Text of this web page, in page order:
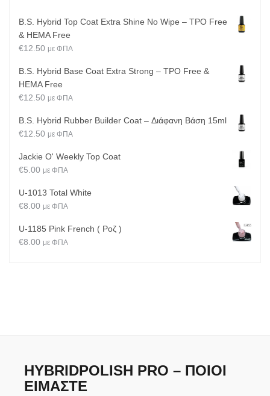
B.S. Hybrid Top Coat Extra Shine No Wipe – TPO Free
& HEMA Free
€12.50 με ΦΠΑ
B.S. Hybrid Base Coat Extra Strong – TPO Free &
HEMA Free
€12.50 με ΦΠΑ
B.S. Hybrid Rubber Builder Coat – Διάφανη Βάση 15ml
€12.50 με ΦΠΑ
Jackie O' Weekly Top Coat
€5.00 με ΦΠΑ
U-1013 Total White
€8.00 με ΦΠΑ
U-1185 Pink French ( Ροζ )
€8.00 με ΦΠΑ
HYBRIDPOLISH PRO – ΠΟΙΟΙ
ΕΊΜΑΣΤΕ